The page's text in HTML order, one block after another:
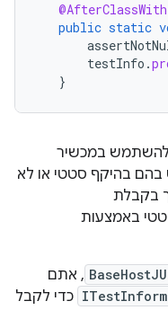
public static
testInfo .
}
במכשיר
בהיקף סטטי או לא
בקבלת
באמצעות
, אתם
כדי לקבל